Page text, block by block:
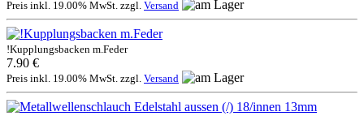
Preis inkl. 19.00% MwSt. zzgl. Versand
!Kupplungsbacken m.Feder
7.90 €
Preis inkl. 19.00% MwSt. zzgl. Versand